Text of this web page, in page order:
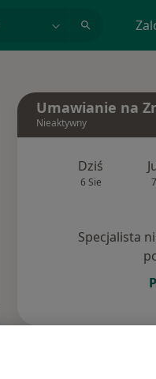
Umawianie na
Nieaktywny
Dziś
6 Sie
Specjalista